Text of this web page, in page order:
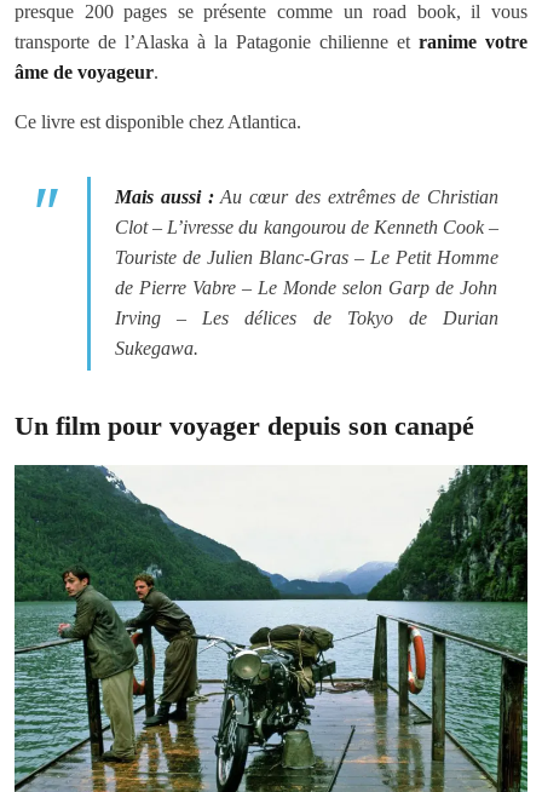
presque 200 pages se présente comme un road book, il vous
transporte de l’Alaska à la Patagonie chilienne et ranime votre
âme de voyageur.
Ce livre est disponible chez Atlantica.
Mais aussi :Au cœur des extrêmesde Christian
Clot – L’ivresse du kangouroude Kenneth Cook –
Touriste de Julien Blanc-Gras – Le Petit Homme
de Pierre Vabre – Le Monde selon Garp de John
Irving – Les délices de Tokyo de Durian
Sukegawa.
Un film pour voyager depuis son canapé